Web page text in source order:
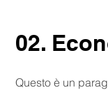
02.
Questo è un